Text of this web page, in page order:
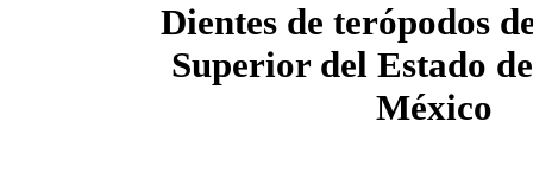
Dientes de terópodos
Superior del Estado
México